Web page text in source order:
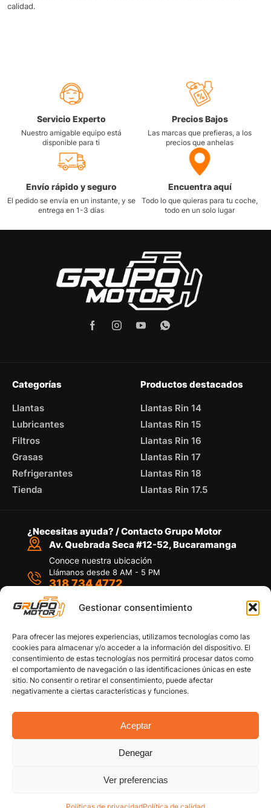
Gestionar consentimiento
Para ofrecer las mejores experiencias, utilizamos tecnologías como las
cookies para almacenar y/o acceder a la información del dispositivo. El
consentimiento de estas tecnologías nos permitirá procesar datos como
el comportamiento de navegación o las identificaciones únicas en este
sitio. No consentir o retirar el consentimiento, puede afectar
negativamente a ciertas características y funciones.
Aceptar
Denegar
Ver preferencias
calidad.
Servicio Experto
Nuestro amigable equipo está
disponible para ti
Precios Bajos
Las marcas que prefieras, a los
precios que anhelas
Envío rápido y seguro
El pedido se envía en un instante, y se
entrega en 1-3 días
Encuentra aquí
Todo lo que quieras para tu coche,
todo en un solo lugar
Categorías
Llantas
Lubricantes
Filtros
Grasas
Refrigerantes
Tienda
Productos destacados
Llantas Rin 14
Llantas Rin 15
Llantas Rin 16
Llantas Rin 17
Llantas Rin 18
Llantas Rin 17.5
¿Necesitas ayuda? / Contacto Grupo Motor
Av. Quebrada Seca #12-52, Bucaramanga
Conoce nuestra ubicación
Llámanos desde 8 AM - 5 PM
318 734 4772
Por medio de WhatsApp
Copyright © 2026 Grupo Motor S.A.S. Todos los
Políticas de privacidad
Política de devoluciones y/o reembolsos
Términos y Condiciones